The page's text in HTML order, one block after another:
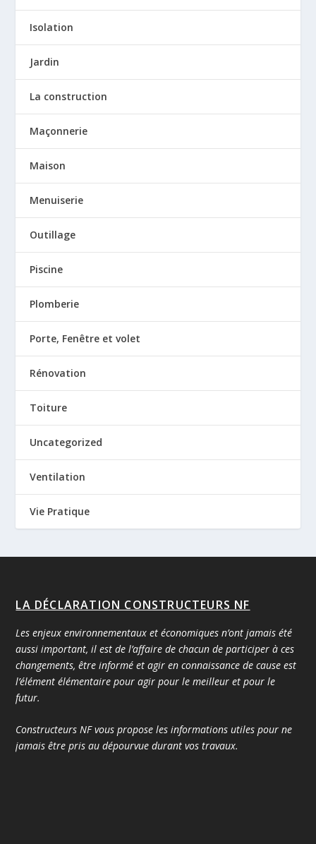
Isolation
Jardin
La construction
Maçonnerie
Maison
Menuiserie
Outillage
Piscine
Plomberie
Porte, Fenêtre et volet
Rénovation
Toiture
Uncategorized
Ventilation
Vie Pratique
LA DÉCLARATION CONSTRUCTEURS NF
Les enjeux environnementaux et économiques n’ont jamais été
aussi important, il est de l’affaire de chacun de participer à ces
changements, être informé et agir en connaissance de cause est
l’élément élémentaire pour agir pour le meilleur et pour le
futur.
Constructeurs NF vous propose les informations utiles pour ne
jamais être pris au dépourvue durant vos travaux.